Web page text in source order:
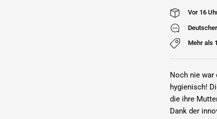
Vor 16
Mehr als
Noch nie war
hygienisch!
die ihre
Dank der